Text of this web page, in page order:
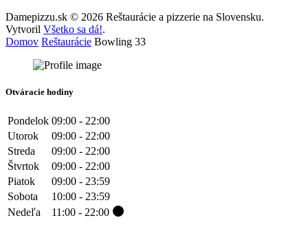
Damepizzu.sk © 2026 Reštaurácie a pizzerie na Slovensku.
Vytvoril Všetko sa dá!.
Domov Reštaurácie Bowling 33
Otváracie hodiny
Pondelok 09:00 - 22:00
Utorok
09:00 - 22:00
Streda
09:00 - 22:00
Štvrtok
09:00 - 22:00
Piatok
09:00 - 23:59
Sobota
10:00 - 23:59
Nedeľa
11:00 - 22:00